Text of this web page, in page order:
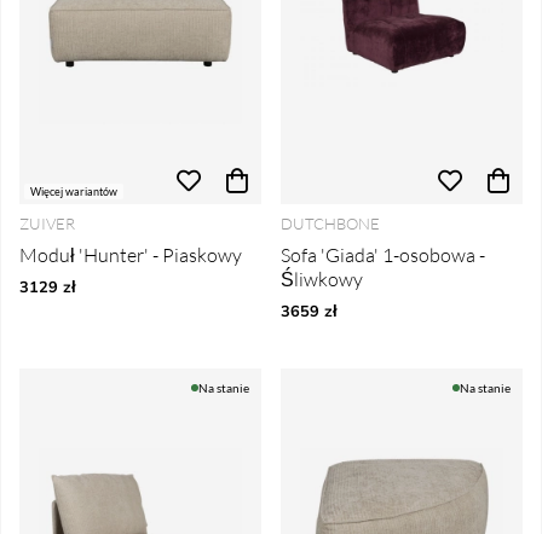
Więcej wariantów
ZUIVER
Moduł 'Hunter' - Piaskowy
3129 zł
DUTCHBONE
Sofa 'Giada' 1-osobowa -
Śliwkowy
3659 zł
Na stanie Na stanie